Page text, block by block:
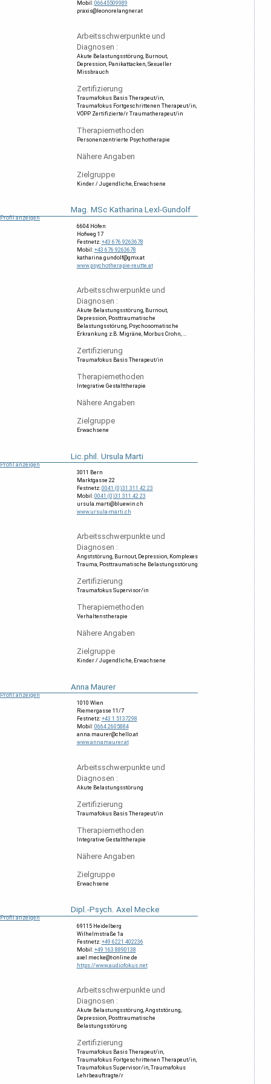
Mobil: 06645509989
praxis@leonorelangner.at
Arbeitsschwerpunkte und
Diagnosen :
Akute Belastungsstörung Burnout
Depression Panikattacken Sexueller
Missbrauch
Zertifizierung
Traumafokus Basis Therapeut/in
Traumafokus Fortgeschrittenen Therapeut/in
VÖPP Zertifizierte/r Traumatherapeut/in
Therapiemethoden
Personenzentrierte Psychotherapie
Nähere Angaben
Zielgruppe
Kinder / Jugendliche Erwachsene
Profil anzeigen
Mag. MSc Katharina Lexl-Gundolf
6604 Höfen
Hofweg 17
Festnetz: +43 676 9263678
Mobil: +43 676 9263678
katharina.gundolf@gmx.at
www.psychotherapie-reutte.at
Arbeitsschwerpunkte und
Diagnosen :
Akute Belastungsstörung Burnout
Depression Posttraumatische
Belastungsstörung Psychosomatische
Erkrankung z.B. Migräne, Morbus Crohn, ...
Zertifizierung
Traumafokus Basis Therapeut/in
Therapiemethoden
Integrative Gestalttherapie
Nähere Angaben
Zielgruppe
Erwachsene
Profil anzeigen
Lic.phil. Ursula Marti
3011 Bern
Marktgasse 22
Festnetz: 0041 (0)31 311 42 23
Mobil: 0041 (0)31 311 42 23
ursula.marti@bluewin.ch
www.ursula-marti.ch
Arbeitsschwerpunkte und
Diagnosen :
Angststörung Burnout Depression Komplexes
Trauma Posttraumatische Belastungsstörung
Zertifizierung
Traumafokus Supervisor/in
Therapiemethoden
Verhaltenstherapie
Nähere Angaben
Zielgruppe
Kinder / Jugendliche Erwachsene
Profil anzeigen
Anna Maurer
1010 Wien
Riemergasse 11/7
Festnetz: +43 1 5137298
Mobil: 0664 2605884
anna.maurer@chello.at
www.annamaurer.at
Arbeitsschwerpunkte und
Diagnosen :
Akute Belastungsstörung
Zertifizierung
Traumafokus Basis Therapeut/in
Therapiemethoden
Integrative Gestalttherapie
Nähere Angaben
Zielgruppe
Erwachsene
Profil anzeigen
Dipl.-Psych. Axel Mecke
69115 Heidelberg
Wilhelmstraße 1a
Festnetz: +49 6221 402236
Mobil: +49 163 8890138
axel.mecke@t-online.de
https://www.audiofokus.net
Arbeitsschwerpunkte und
Diagnosen :
Akute Belastungsstörung Angststörung
Depression Posttraumatische
Belastungsstörung
Zertifizierung
Traumafokus Basis Therapeut/in
Traumafokus Fortgeschrittenen Therapeut/in
Traumafokus Supervisor/in Traumafokus
Lehrbeauftragte/r